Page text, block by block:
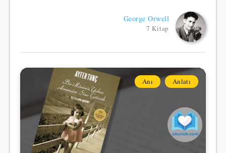
George Orwell
7 Kitap
Anı Anlatı